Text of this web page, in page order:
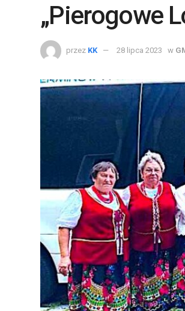
„Pierogowe
przez KK 28 lipca 2023 w